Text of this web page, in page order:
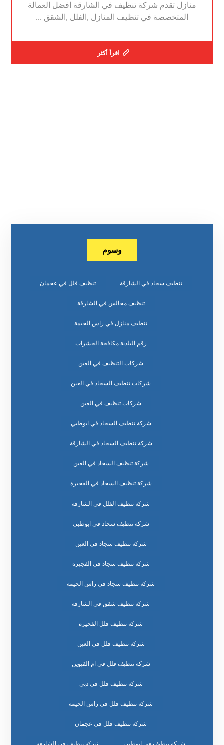
منازل تقدم شركة تنظيف في الشارقة افضل العمالة
المتخصصة في تنظيف المنازل ,الفلل ,الشقق ...
اقرأ أكثر
وسوم
تنظيف سجاد في الشارقة تنظيف فلل في عجمان
تنظيف مجالس في الشارقة
تنظيف منازل في راس الخيمة
رقم البلدية مكافحة الحشرات
شركات التنظيف في العين
شركات تنظيف السجاد في العين
شركات تنظيف في العين
شركة تنظيف السجاد في ابوظبي
شركة تنظيف السجاد في الشارقة
شركة تنظيف السجاد في العين
شركة تنظيف السجاد في الفجيرة
شركة تنظيف الفلل في الشارقة
شركة تنظيف سجاد في ابوظبي
شركة تنظيف سجاد في العين
شركة تنظيف سجاد في الفجيرة
شركة تنظيف سجاد في راس الخيمة
شركة تنظيف شقق في الشارقة
شركة تنظيف فلل الفجيرة
شركة تنظيف فلل في العين
شركة تنظيف فلل في ام القيوين
شركة تنظيف فلل في دبي
شركة تنظيف فلل في راس الخيمة
شركة تنظيف فلل في عجمان